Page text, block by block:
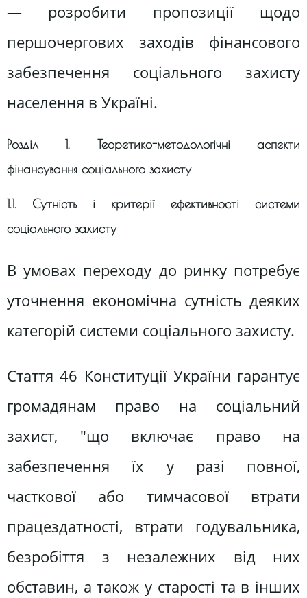
— розробити пропозиції щодо
першочергових заходів фінансового
забезпечення соціального захисту
населення в Україні.
Розділ 1. Теоретико-методологічні аспекти
фінансування соціального захисту
1.1. Сутність і критерії ефективності системи
соціального захисту
В умовах переходу до ринку потребує
уточнення економічна сутність деяких
категорій системи соціального захисту.
Стаття 46 Конституції України гарантує
громадянам право на соціальний
захист, "що включає право на
забезпечення їх у разі повної,
часткової або тимчасової втрати
працездатності, втрати годувальника,
безробіття з незалежних від них
обставин, а також у старості та в інших